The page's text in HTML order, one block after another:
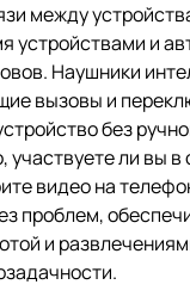
между
устройствами и
Наушники
вызовы и
без
участвуете ли вы
видео на
проблем,
и